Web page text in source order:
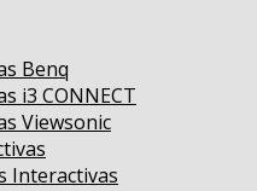
Benq
i3 CONNECT
Viewsonic
Interactivas